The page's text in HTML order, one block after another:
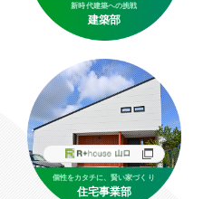
新時代建築への挑戦
建築部
個性をカタチに、賢い家づくり
住宅事業部